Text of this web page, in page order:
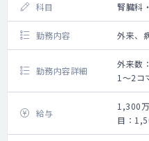
科目 腎臓科
勤務内容 外来、
勤務内容詳細
外来数
1～2コ
給与
1,300
目：